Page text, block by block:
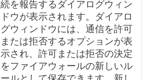
続を報告するダイアログウィン
ドウが表示されます。ダイアロ
グウィンドウには、通信を許可
または拒否するオプションが表
示され、許可または拒否の決定
をファイアウォールの新しいル